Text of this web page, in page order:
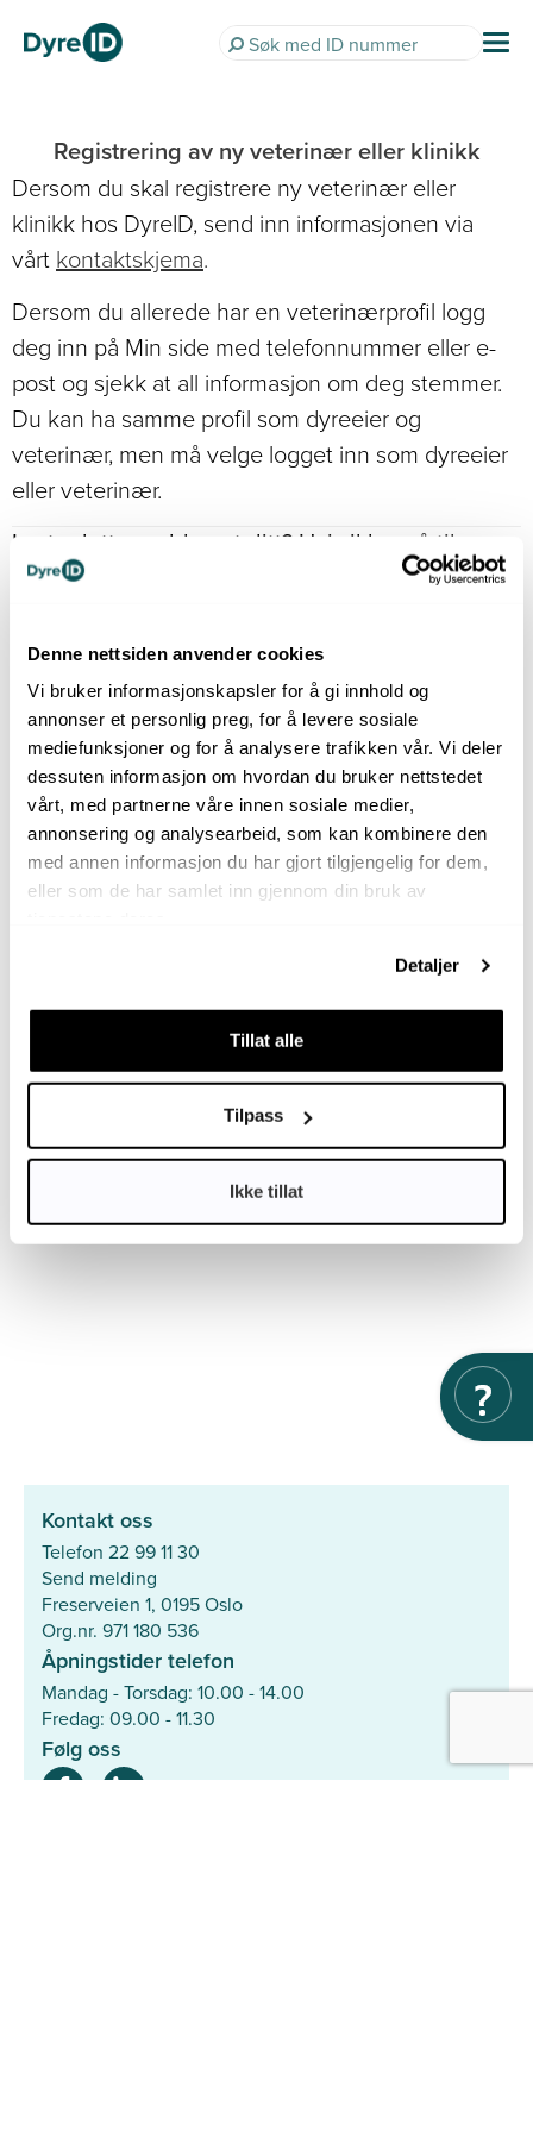
Denne nettsiden anvender cookies
Vi bruker informasjonskapsler for å gi innhold og
annonser et personlig preg, for å levere sosiale
mediefunksjoner og for å analysere trafikken vår. Vi deler
dessuten informasjon om hvordan du bruker nettstedet
vårt, med partnerne våre innen sosiale medier,
annonsering og analysearbeid, som kan kombinere den
med annen informasjon du har gjort tilgjengelig for dem,
eller som de har samlet inn gjennom din bruk av
Detaljer
Tillat alle
Tilpass
Ikke tillat
Registrering av ny veterinær eller klinikk
Dersom du skal registrere ny veterinær eller
klinikk hos DyreID, send inn informasjonen via
vårt kontaktskjema.
Dersom du allerede har en veterinærprofil logg
deg inn på Min side med telefonnummer eller e-
post og sjekk at all informasjon om deg stemmer.
Du kan ha samme profil som dyreeier og
veterinær, men må velge logget inn som dyreeier
eller veterinær.
Løste dette problemet ditt? Hvis ikke,
gå til
kontaktskjemaet
Tilbake til Hjelpesenter
Kontakt oss
Telefon 22 99 11 30
Send melding
Freserveien 1, 0195 Oslo
Org.nr. 971 180 536
Åpningstider telefon
Mandag - Torsdag: 10.00 - 14.00
Fredag: 09.00 - 11.30
Følg oss